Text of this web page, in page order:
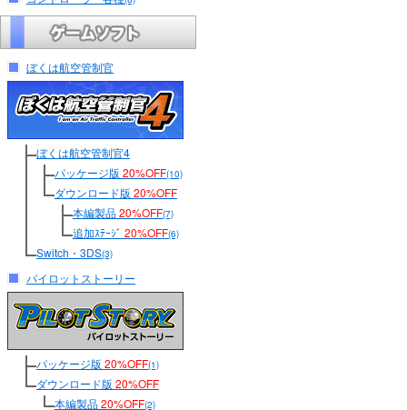
ぼくは航空管制官
ぼくは航空管制官4
パッケージ版 20%OFF(10)
ダウンロード版 20%OFF
本編製品20%OFF(7)
追加ｽﾃｰｼﾞ 20%OFF(6)
Switch・3DS(3)
パイロットストーリー
パッケージ版 20%OFF(1)
ダウンロード版 20%OFF
本編製品20%OFF(2)